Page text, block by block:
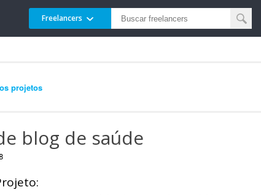
Freelancers
projetos
blog de saúde